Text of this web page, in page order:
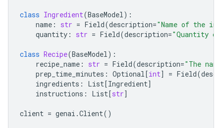
class Ingredient(BaseModel):
name : str = Field(description="Name of the
quantity : str = Field(description="Quantity
class Recipe(BaseModel):
recipe_name : str = Field(description="The
prep_time_minutes : Optional[int] = Field(
ingredients : List[Ingredient]
instructions : List[str]
client = genai .Client()